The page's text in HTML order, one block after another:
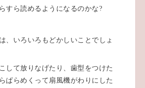
すら読めるようになるのかな?
、いろいろもどかしいことでしょ
して放りなげたり、歯型をつけた
ぱらめくって扇風機がわりにした